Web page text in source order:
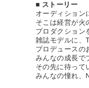
■ ストーリー
オーディション
そこは経営が
プロダクション
雑誌モデルに、
プロデュースの
みんなの成長で
その先に待って
みんなの憧れ、